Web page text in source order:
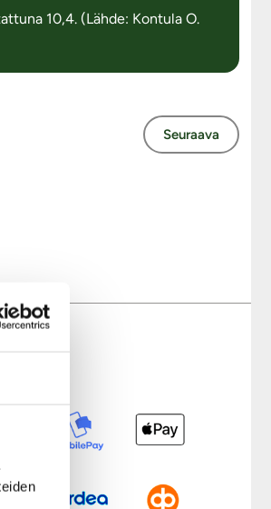
10,4. (Lähde: Kontula O.
Seuraava